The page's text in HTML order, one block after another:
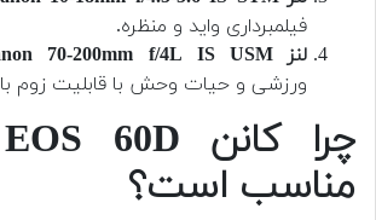
فیلمبرداری واید و منظره.
لنز Canon 70-200mm f/4L IS USM
ورزشی و حیات وحش با قابلیت زوم
مناسب است؟